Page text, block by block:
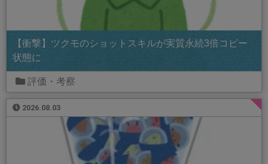
【衝撃】ツクモのショットスキルが実質永続3倍コピー
状態に
評価・考察
2026.08.03